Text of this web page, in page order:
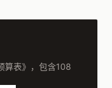
算表》，包含108